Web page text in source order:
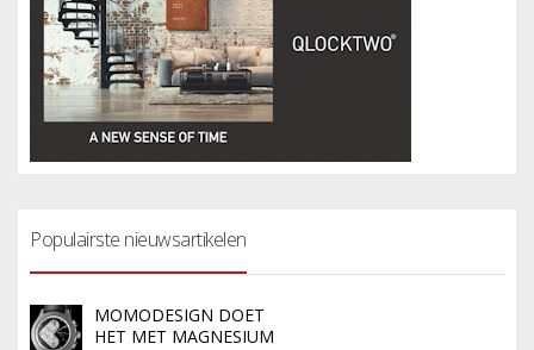
Populairste nieuwsartikelen
MOMODESIGN DOET
HET MET MAGNESIUM